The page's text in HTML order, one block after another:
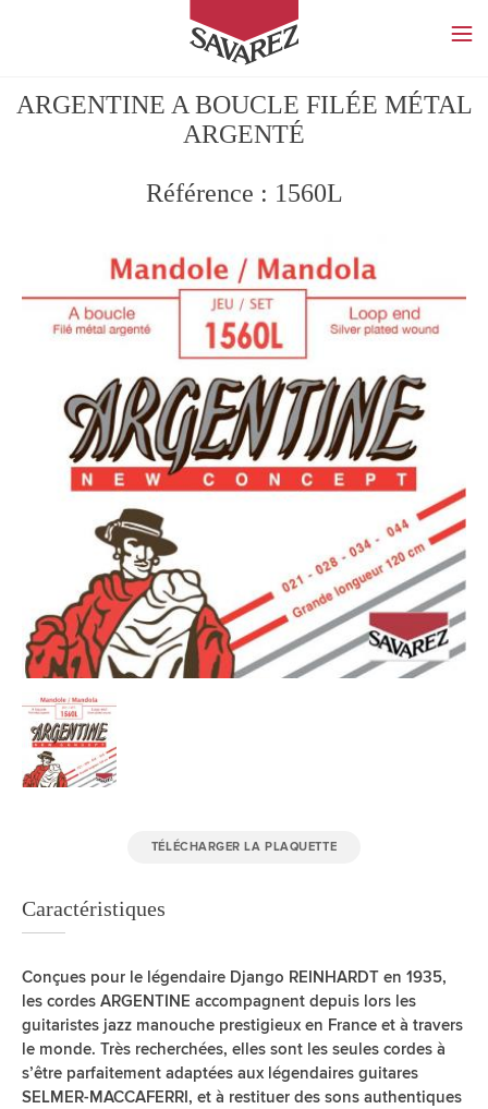
SAVAREZ
ARGENTINE A BOUCLE FILÉE MÉTAL
ARGENTÉ
Référence : 1560L
TÉLÉCHARGER LA PLAQUETTE
Caractéristiques
Conçues pour le légendaire Django REINHARDT en 1935,
les cordes ARGENTINE accompagnent depuis lors les
guitaristes jazz manouche prestigieux en France et à travers
le monde. Très recherchées, elles sont les seules cordes à
s’être parfaitement adaptées aux légendaires guitares
SELMER-MACCAFERRI, et à restituer des sons authentiques